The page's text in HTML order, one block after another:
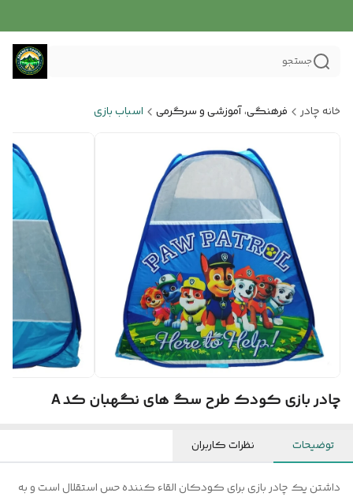
جستجو
خانه چادر فرهنگی، آموزشی و سرگرمی اسباب بازی
چادر بازی کودک طرح سگ های نگهبان کد A
توضیحات نظرات کاربران
داشتن یک چادر بازی برای کودکان القاء کننده حس استقلال است و به